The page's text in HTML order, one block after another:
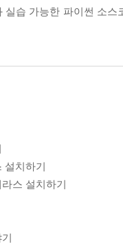
실습 가능한 파이썬 소
설치하기
스 설치하기